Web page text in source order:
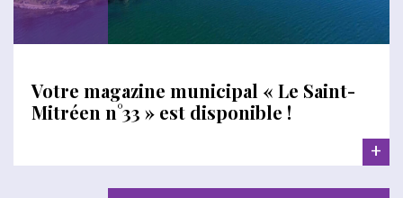
Votre magazine municipal « Le Saint-
Mitréen n°33 » est disponible !
+